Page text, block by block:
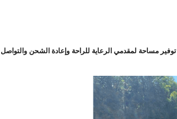
توفير مساحة لمقدمي الرعاية للراحة وإعادة الشحن والتواصل